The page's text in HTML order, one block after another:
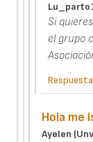
Lu_parto
Si
el grupo
Respuesta
Hola me
Ayelen